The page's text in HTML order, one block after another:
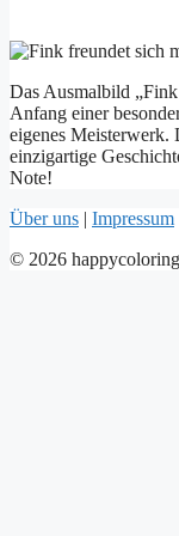
Das Ausmalbild
Anfang einer
eigenes Meisterwerk.
einzigartige
Note!
Über uns | Impressum
© 2026